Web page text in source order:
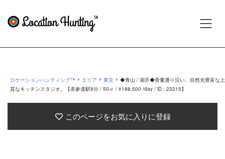
ロケーションハンティング™ › エリア › 東京 › ◆青山 / 港区◆骨董通り沿い、自然光豊富な上
質なキッチンスタジオ。【表参道駅8分 / 50㎡ / ¥188,500 /day / iD : 23215】
このページをお気に入りに登録